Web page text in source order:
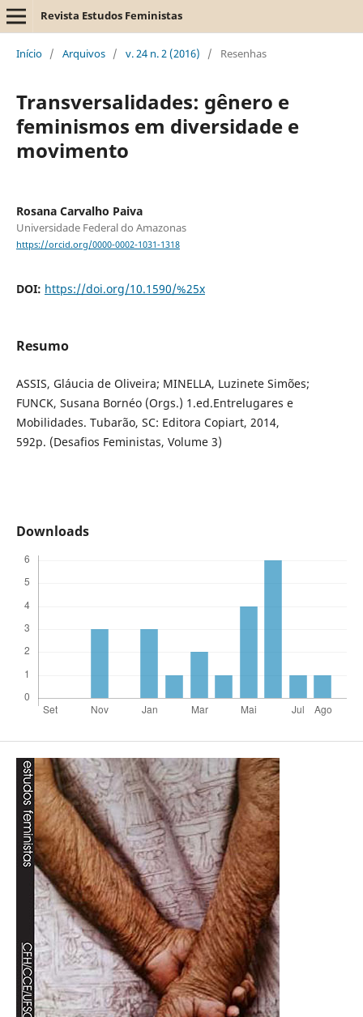
Revista Estudos Feministas
Início / Arquivos / v. 24 n. 2 (2016) / Resenhas
Transversalidades: gênero e
feminismos em diversidade e
movimento
Rosana Carvalho Paiva
Universidade Federal do Amazonas
https://orcid.org/0000-0002-1031-1318
DOI: https://doi.org/10.1590/%25x
Resumo
ASSIS, Gláucia de Oliveira; MINELLA, Luzinete Simões;
FUNCK, Susana Bornéo (Orgs.) 1.ed.Entrelugares e
Mobilidades. Tubarão, SC: Editora Copiart, 2014,
592p. (Desafios Feministas, Volume 3)
Downloads